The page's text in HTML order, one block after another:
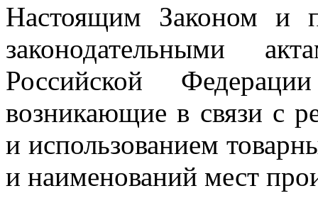
Настоящим Законом и
законодательными
Российской
возникающие в связи с
и использованием
и наименований мест